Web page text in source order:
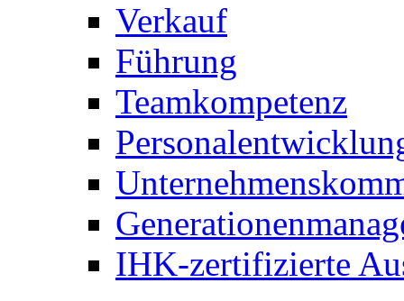
Verkauf
Führung
Teamkompetenz
IHK-zertifizierte